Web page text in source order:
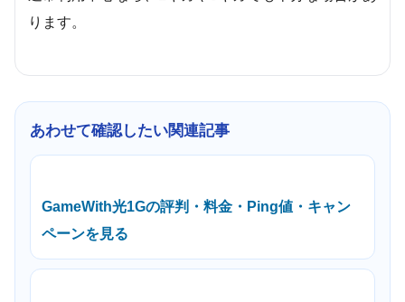
ります。
あわせて確認したい関連記事
GameWith光1Gの評判・料金・Ping値・キャン
ペーンを見る